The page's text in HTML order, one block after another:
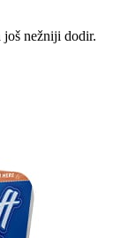
još nežniji dodir.